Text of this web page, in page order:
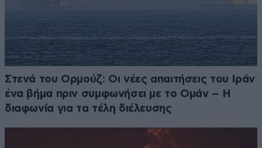
Στενά του Ορμούζ: Οι νέες απαιτήσεις του Ιράν
ένα βήμα πριν συμφωνήσει με το Ομάν – Η
διαφωνία για τα τέλη διέλευσης